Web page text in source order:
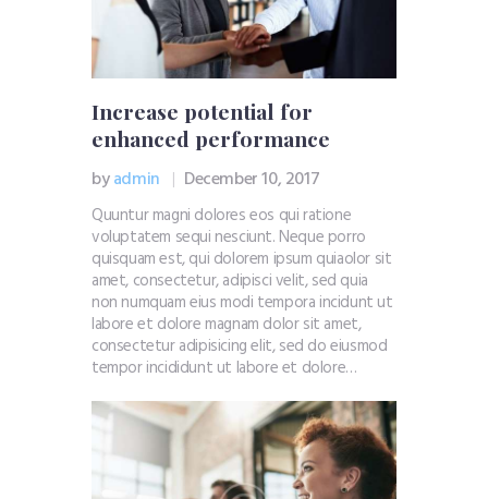
Increase potential for
enhanced performance
byadmin December 10, 2017
Quuntur magni dolores eos qui ratione
voluptatem sequi nesciunt. Neque porro
quisquam est, qui dolorem ipsum quiaolor sit
amet, consectetur, adipisci velit, sed quia
non numquam eius modi tempora incidunt ut
labore et dolore magnam dolor sit amet,
consectetur adipisicing elit, sed do eiusmod
tempor incididunt ut labore et dolore…